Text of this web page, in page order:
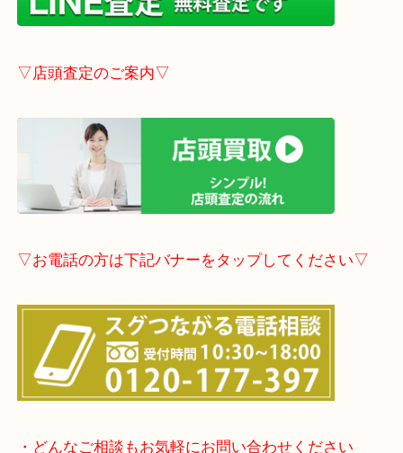
事前にご連絡頂ければ内容によりますが受付時間終
▽LINE査定のご案内▽
▽店頭査定のご案内▽